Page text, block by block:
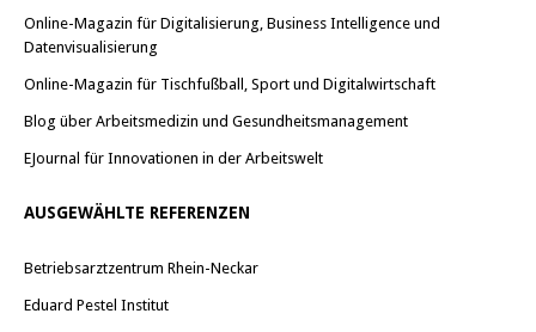
Online-Magazin für Digitalisierung, Business Intelligence und
Datenvisualisierung
Online-Magazin für Tischfußball, Sport und Digitalwirtschaft
Blog über Arbeitsmedizin und Gesundheitsmanagement
EJournal für Innovationen in der Arbeitswelt
AUSGEWÄHLTE REFERENZEN
Betriebsarztzentrum Rhein-Neckar
Eduard Pestel Institut